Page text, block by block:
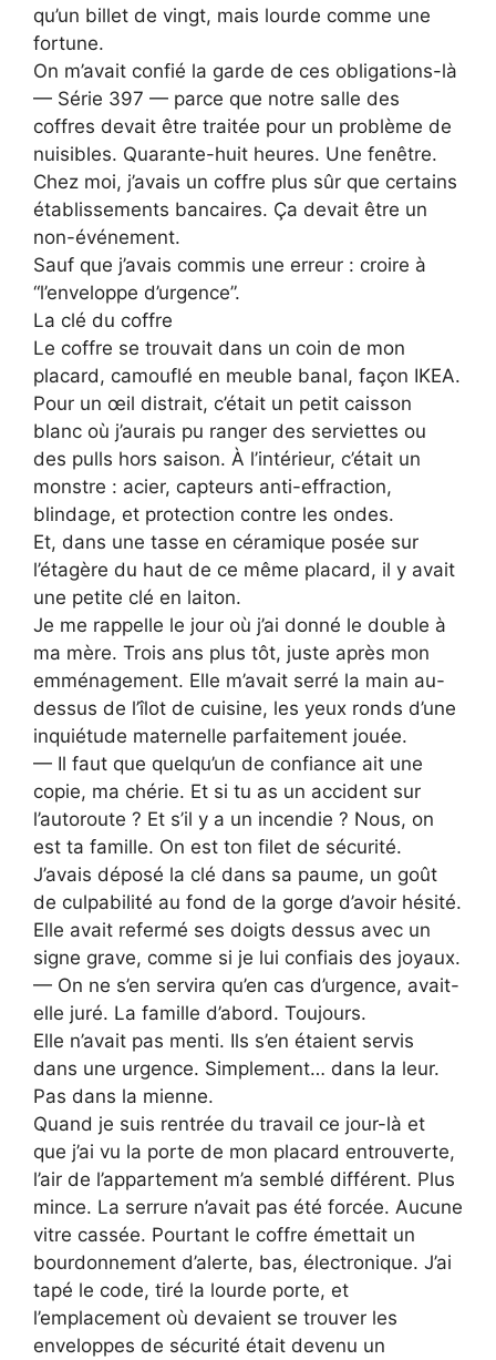
qu’un billet de vingt, mais lourde comme une
fortune.
On m’avait confié la garde de ces obligations-là
— Série 397 — parce que notre salle des
coffres devait être traitée pour un problème de
nuisibles. Quarante-huit heures. Une fenêtre.
Chez moi, j’avais un coffre plus sûr que certains
établissements bancaires. Ça devait être un
non-événement.
Sauf que j’avais commis une erreur : croire à
“l’enveloppe d’urgence”.
La clé du coffre
Le coffre se trouvait dans un coin de mon
placard, camouflé en meuble banal, façon IKEA.
Pour un œil distrait, c’était un petit caisson
blanc où j’aurais pu ranger des serviettes ou
des pulls hors saison. À l’intérieur, c’était un
monstre : acier, capteurs anti-effraction,
blindage, et protection contre les ondes.
Et, dans une tasse en céramique posée sur
l’étagère du haut de ce même placard, il y avait
une petite clé en laiton.
Je me rappelle le jour où j’ai donné le double à
ma mère. Trois ans plus tôt, juste après mon
emménagement. Elle m’avait serré la main au-
dessus de l’îlot de cuisine, les yeux ronds d’une
inquiétude maternelle parfaitement jouée.
— Il faut que quelqu’un de confiance ait une
copie, ma chérie. Et si tu as un accident sur
l’autoroute ? Et s’il y a un incendie ? Nous, on
est ta famille. On est ton filet de sécurité.
J’avais déposé la clé dans sa paume, un goût
de culpabilité au fond de la gorge d’avoir hésité.
Elle avait refermé ses doigts dessus avec un
signe grave, comme si je lui confiais des joyaux.
— On ne s’en servira qu’en cas d’urgence, avait-
elle juré. La famille d’abord. Toujours.
Elle n’avait pas menti. Ils s’en étaient servis
dans une urgence. Simplement… dans la leur.
Pas dans la mienne.
Quand je suis rentrée du travail ce jour-là et
que j’ai vu la porte de mon placard entrouverte,
l’air de l’appartement m’a semblé différent. Plus
mince. La serrure n’avait pas été forcée. Aucune
vitre cassée. Pourtant le coffre émettait un
bourdonnement d’alerte, bas, électronique. J’ai
tapé le code, tiré la lourde porte, et
l’emplacement où devaient se trouver les
enveloppes de sécurité était devenu un